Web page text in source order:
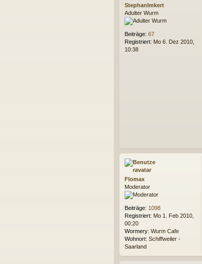
StephanImkert
Adulter Wurm
Beiträge: 67
Registriert: Mo 6. Dez 2010,
10:38
Flomax
Moderator
Beiträge: 1098
Registriert: Mo 1. Feb 2010,
00:20
Wormery: Wurm Cafe
Wohnort: Schiffweiler -
Saarland